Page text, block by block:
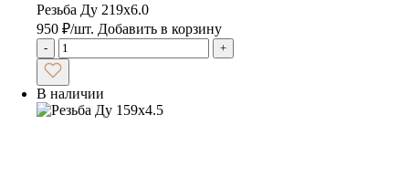
Резьба Ду 219х6.0
950 ₽/шт. Добавить в корзину
- +
В наличии